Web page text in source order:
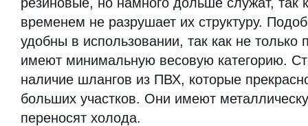
временем не разрушает их структуру.
удобны в использовании, так как не
имеют минимальную весовую категорию.
наличие шлангов из ПВХ, которые
больших участков. Они имеют
переносят холода.